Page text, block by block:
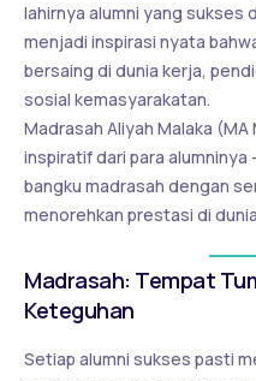
lahirnya alumni yang sukses
menjadi inspirasi nyata
bersaing di dunia kerja,
sosial kemasyarakatan.
Madrasah Aliyah Malaka
inspiratif dari para
bangku madrasah dengan
menorehkan prestasi di
Madrasah: Tempat
Keteguhan
Setiap alumni sukses pasti